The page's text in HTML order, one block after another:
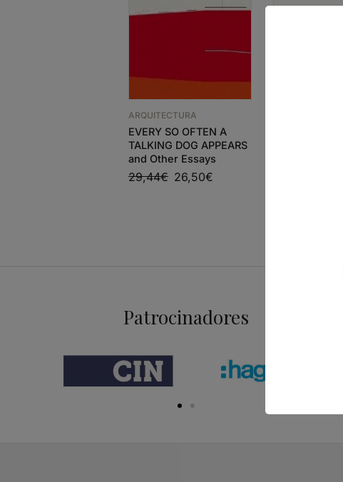
ARQUITECTURA
EVERY SO OFTEN A
TALKING DOG APPEARS
and Other Essays
29,44€ 26,50€
Patrocinadores